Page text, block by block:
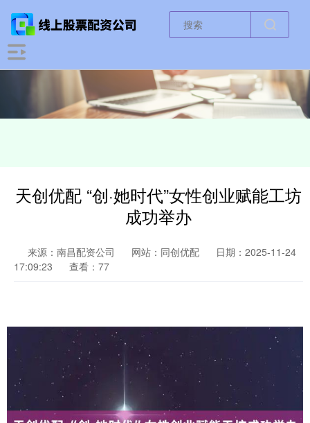
天创优配 “创·她时代”女性创业赋能工坊
成功举办
来源：南昌配资公司 网站：同创优配
日期：2025-11-24
17:09:23
查看：77